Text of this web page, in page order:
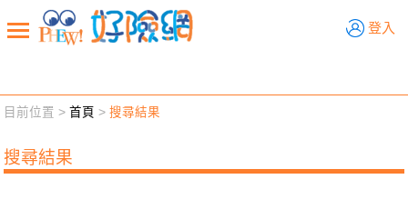
登入
新聞觀點 業務交流
退休先準備 好險學堂 輔銷工具 活動專區
目前位置 >首頁 >搜尋結果
搜尋結果